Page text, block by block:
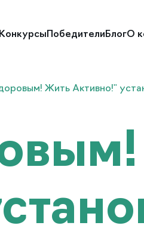
Конкурсы Победители БлогО
Жить Активно!"